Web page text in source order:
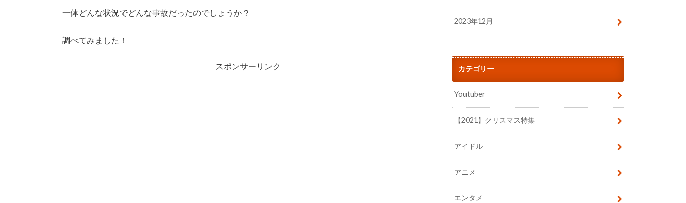
一体どんな状況でどんな事故だったのでしょうか？
調べてみました！
スポンサーリンク
2023年12月
カテゴリー
Youtuber
【2021】クリスマス特集
アイドル
アニメ
エンタメ